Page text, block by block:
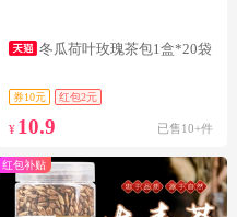
冬瓜荷叶玫瑰茶包1盒*20袋
券10元 红包2元
¥ 10.9 已售10+件
红包补贴